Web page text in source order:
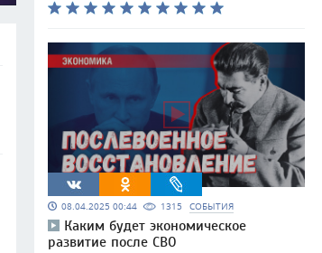
08.04.2025 00:44 1315 СОБЫТИЯ
Каким будет экономическое
развитие после СВО